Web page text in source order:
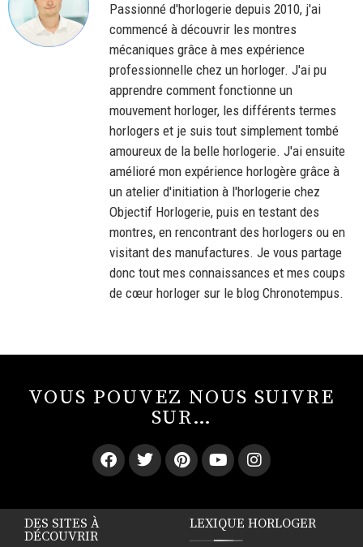
Passionné d'horlogerie depuis 2010, j'ai
commencé à découvrir les montres
mécaniques grâce à mes expérience
professionnelle chez un horloger. J'ai pu
apprendre comment fonctionne un
mouvement horloger, les différents termes
horlogers et je suis tout simplement tombé
amoureux de la belle horlogerie. J'ai ensuite
amélioré mon expérience horlogère grâce à
un atelier d'initiation à l'horlogerie chez
Objectif Horlogerie, puis en testant des
montres, en rencontrant des horlogers ou en
visitant des manufactures. Je vous partage
donc tout mes connaissances et mes coups
de cœur horloger sur le blog Chronotempus.
VOUS POUVEZ NOUS SUIVRE
SUR…
DES SITES À
DÉCOUVRIR
LEXIQUE HORLOGER